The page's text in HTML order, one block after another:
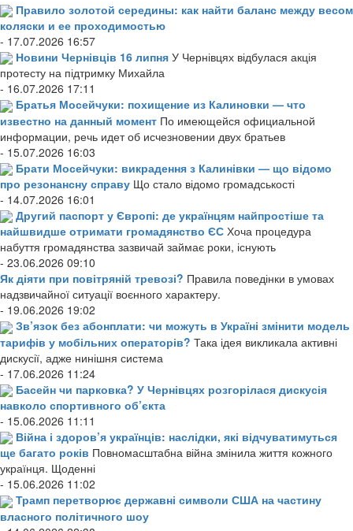
Правило золотой середины: как найти баланс между весом
коляски и ее проходимостью
- 17.07.2026 16:57
Новини Чернівців 16 липня У Чернівцях відбулася акція
протесту на підтримку Михайла
- 16.07.2026 17:11
Братья Мосейчуки: похищение из Калиновки — что
известно на данный момент По имеющейся официальной
информации, речь идет об исчезновении двух братьев
- 15.07.2026 16:03
Брати Мосейчуки: викрадення з Калинівки — що відомо
про резонансну справу Що стало відомо громадськості
- 14.07.2026 16:01
Другий паспорт у Європі: де українцям найпростіше та
найшвидше отримати громадянство ЄС Хоча процедура
набуття громадянства зазвичай займає роки, існують
- 23.06.2026 09:10
Як діяти при повітряній тревозі? Правила поведінки в умовах
надзвичайної ситуації воєнного характеру.
- 19.06.2026 19:02
Зв’язок без абонплати: чи можуть в Україні змінити модель
тарифів у мобільних операторів? Така ідея викликала активні
дискусії, адже нинішня система
- 17.06.2026 11:24
Басейн чи парковка? У Чернівцях розгорілася дискусія
навколо спортивного об’єкта
- 15.06.2026 11:11
Війна і здоров’я українців: наслідки, які відчуватимуться
ще багато років Повномасштабна війна змінила життя кожного
українця. Щоденні
- 15.06.2026 11:02
Трамп перетворює державні символи США на частину
власного політичного шоу